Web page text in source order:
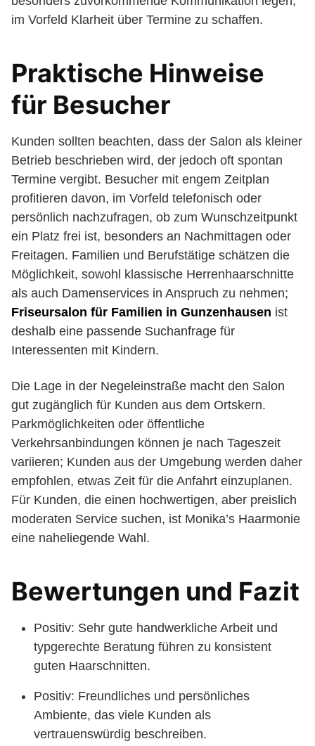
im Vorfeld Klarheit über Termine zu schaffen.
Praktische Hinweise
für Besucher
Kunden sollten beachten, dass der Salon als kleiner
Betrieb beschrieben wird, der jedoch oft spontan
Termine vergibt. Besucher mit engem Zeitplan
profitieren davon, im Vorfeld telefonisch oder
persönlich nachzufragen, ob zum Wunschzeitpunkt
ein Platz frei ist, besonders an Nachmittagen oder
Freitagen. Familien und Berufstätige schätzen die
Möglichkeit, sowohl klassische Herrenhaarschnitte
als auch Damenservices in Anspruch zu nehmen;
Friseursalon für Familien in Gunzenhausen ist
deshalb eine passende Suchanfrage für
Interessenten mit Kindern.
Die Lage in der Negeleinstraße macht den Salon
gut zugänglich für Kunden aus dem Ortskern.
Parkmöglichkeiten oder öffentliche
Verkehrsanbindungen können je nach Tageszeit
variieren; Kunden aus der Umgebung werden daher
empfohlen, etwas Zeit für die Anfahrt einzuplanen.
Für Kunden, die einen hochwertigen, aber preislich
moderaten Service suchen, ist Monika’s Haarmonie
eine naheliegende Wahl.
Bewertungen und Fazit
Positiv: Sehr gute handwerkliche Arbeit und
typgerechte Beratung führen zu konsistent
guten Haarschnitten.
Positiv: Freundliches und persönliches
Ambiente, das viele Kunden als
vertrauenswürdig beschreiben.